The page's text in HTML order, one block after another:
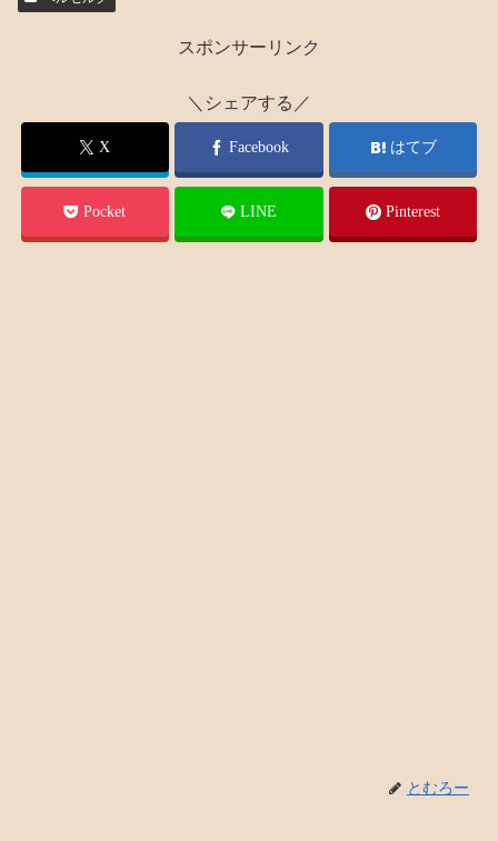
スポンサーリンク
＼シェアする／
X Facebook はてブ
Pocket LINE Pinterest
とむろー